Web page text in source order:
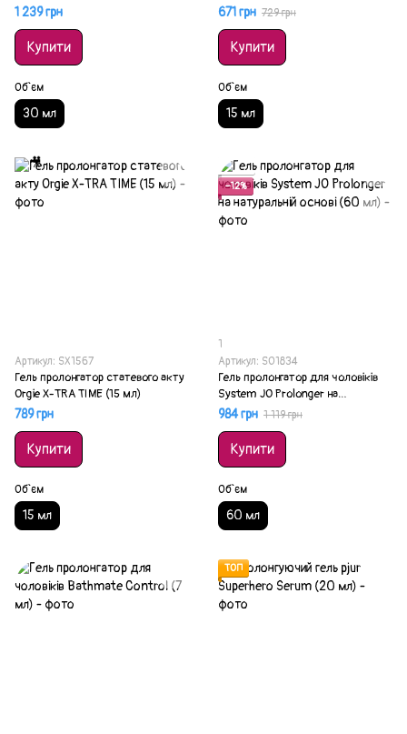
1 239 грн
Купити
Об`єм
30 мл
671 грн 729 грн
Купити
Об`єм
15 мл
Артикул: SX1567
Гель пролонгатор статевого акту
Orgie X-TRA TIME (15 мл)
789 грн
Купити
Об`єм
15 мл
Акція
−12%
1
Артикул: SO1834
Гель пролонгатор для чоловіків
System JO Prolonger на
натуральній основі (60 мл)
984 грн 1 119 грн
Купити
Об`єм
60 мл
ТОП